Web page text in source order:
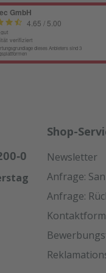
0
Shop-
Newsletter
Anfrage:
Anfrage: